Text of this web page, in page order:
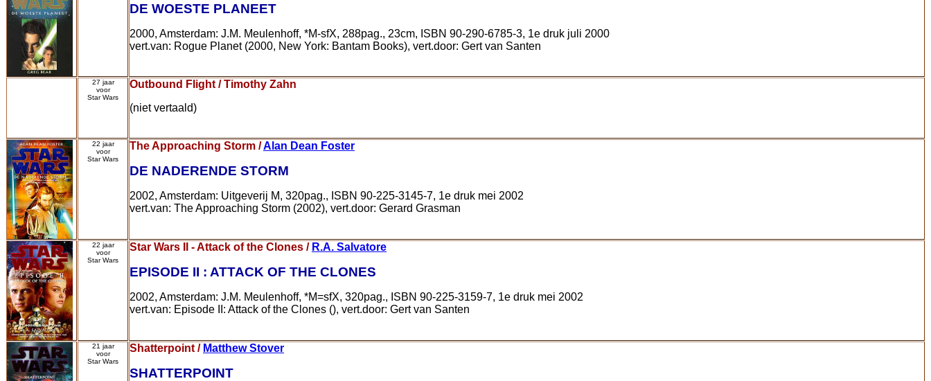
DE WOESTE PLANEET
2000, Amsterdam: J.M. Meulenhoff, *M-sfX, 288pag., 23cm, ISBN 90-290-6785-3, 1e druk juli 2000
vert.van: Rogue Planet (2000, New York: Bantam Books), vert.door: Gert van Santen
27 jaar
voor
Star Wars
Outbound Flight / Timothy Zahn
(niet vertaald)
22 jaar
voor
Star Wars
The Approaching Storm /Alan Dean Foster
DE NADERENDE STORM
2002, Amsterdam: Uitgeverij M, 320pag., ISBN 90-225-3145-7, 1e druk mei 2002
vert.van: The Approaching Storm (2002), vert.door: Gerard Grasman
22 jaar
voor
Star Wars
Star Wars II - Attack of the Clones / R.A. Salvatore
EPISODE II : ATTACK OF THE CLONES
2002, Amsterdam: J.M. Meulenhoff, *M=sfX, 320pag., ISBN 90-225-3159-7, 1e druk mei 2002
vert.van: Episode II: Attack of the Clones (), vert.door: Gert van Santen
21 jaar
voor
Star Wars
Shatterpoint / Matthew Stover
SHATTERPOINT